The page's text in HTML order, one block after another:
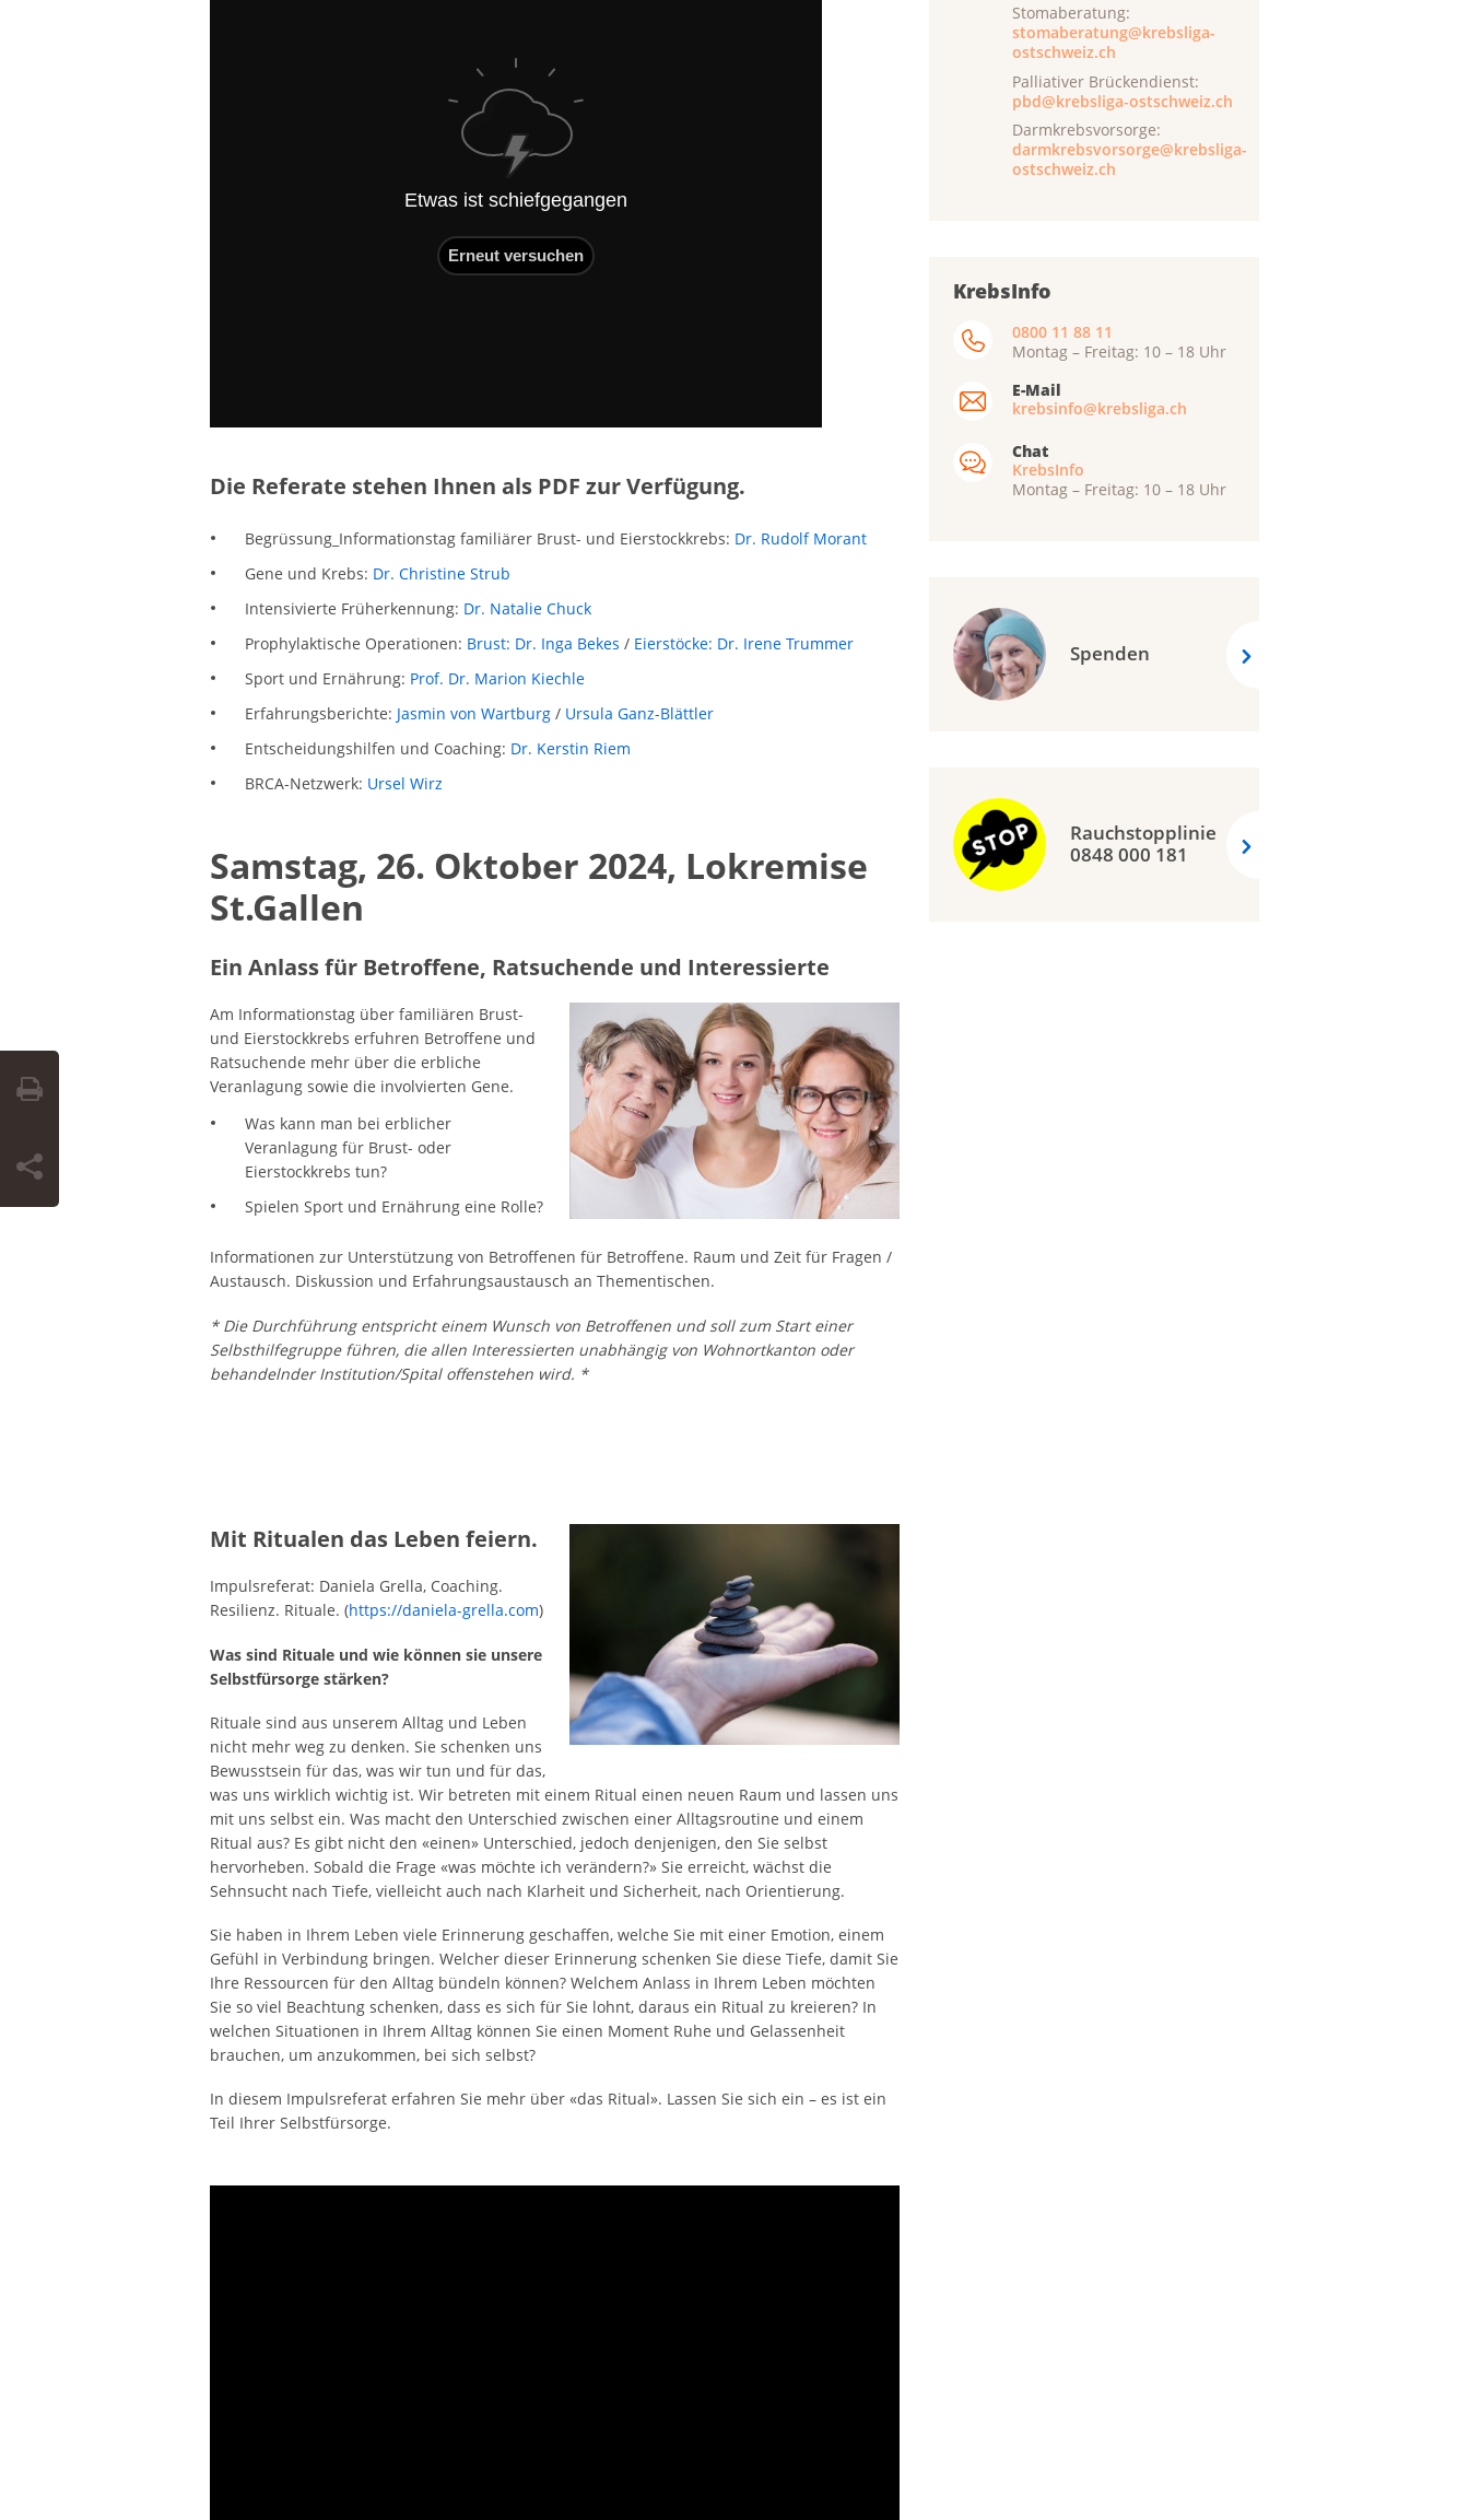
Etwas ist schiefgegangen
Erneut versuchen
Die Referate stehen Ihnen als PDF zur Verfügung.
Begrüssung_Informationstag familiärer Brust- und Eierstockkrebs: Dr. Rudolf Morant
Gene und Krebs: Dr. Christine Strub
Intensivierte Früherkennung: Dr. Natalie Chuck
Prophylaktische Operationen: Brust: Dr. Inga Bekes / Eierstöcke: Dr. Irene Trummer
Sport und Ernährung: Prof. Dr. Marion Kiechle
Erfahrungsberichte: Jasmin von Wartburg/ Ursula Ganz-Blättler
Entscheidungshilfen und Coaching: Dr. Kerstin Riem
BRCA-Netzwerk: Ursel Wirz
Samstag, 26. Oktober 2024, Lokremise
St.Gallen
Ein Anlass für Betroffene, Ratsuchende und Interessierte
Am Informationstag über familiären Brust-
und Eierstockkrebs erfuhren Betroffene und
Ratsuchende mehr über die erbliche
Veranlagung sowie die involvierten Gene.
Was kann man bei erblicher
Veranlagung für Brust- oder
Eierstockkrebs tun?
Spielen Sport und Ernährung eine Rolle?
Informationen zur Unterstützung von Betroffenen für Betroffene. Raum und Zeit für Fragen /
Austausch. Diskussion und Erfahrungsaustausch an Thementischen.
* Die Durchführung entspricht einem Wunsch von Betroffenen und soll zum Start einer
Selbsthilfegruppe führen, die allen Interessierten unabhängig von Wohnortkanton oder
behandelnder Institution/Spital offenstehen wird. *
Mit Ritualen das Leben feiern.
Impulsreferat: Daniela Grella, Coaching.
Resilienz. Rituale. (https://daniela-grella.com)
Was sind Rituale und wie können sie unsere
Selbstfürsorge stärken?
Rituale sind aus unserem Alltag und Leben
nicht mehr weg zu denken. Sie schenken uns
Bewusstsein für das, was wir tun und für das,
was uns wirklich wichtig ist. Wir betreten mit einem Ritual einen neuen Raum und lassen uns
mit uns selbst ein. Was macht den Unterschied zwischen einer Alltagsroutine und einem
Ritual aus? Es gibt nicht den «einen» Unterschied, jedoch denjenigen, den Sie selbst
hervorheben. Sobald die Frage «was möchte ich verändern?» Sie erreicht, wächst die
Sehnsucht nach Tiefe, vielleicht auch nach Klarheit und Sicherheit, nach Orientierung.
Sie haben in Ihrem Leben viele Erinnerung geschaffen, welche Sie mit einer Emotion, einem
Gefühl in Verbindung bringen. Welcher dieser Erinnerung schenken Sie diese Tiefe, damit Sie
Ihre Ressourcen für den Alltag bündeln können? Welchem Anlass in Ihrem Leben möchten
Sie so viel Beachtung schenken, dass es sich für Sie lohnt, daraus ein Ritual zu kreieren? In
welchen Situationen in Ihrem Alltag können Sie einen Moment Ruhe und Gelassenheit
brauchen, um anzukommen, bei sich selbst?
In diesem Impulsreferat erfahren Sie mehr über «das Ritual». Lassen Sie sich ein – es ist ein
Teil Ihrer Selbstfürsorge.
Stomaberatung:
stomaberatung@krebsliga-
ostschweiz.ch
Palliativer Brückendienst:
pbd@krebsliga-ostschweiz.ch
Darmkrebsvorsorge:
darmkrebsvorsorge@krebsliga-
ostschweiz.ch
KrebsInfo
0800 11 88 11
Montag – Freitag: 10 – 18 Uhr
E-Mail
krebsinfo@krebsliga.ch
Chat
KrebsInfo
Montag – Freitag: 10 – 18 Uhr
Spenden
Rauchstopplinie
0848 000 181